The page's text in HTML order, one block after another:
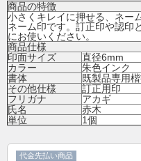
商品の特徴
小さくキレイに押せる、ネー
ネーム印です。訂正印や認印
にお使いください。
商品仕様
印面サイズ
直径6mm
カラー
朱色インク
書体
既製品専用
その他仕様
訂正用印
フリガナ
アカギ
氏名
赤木
単位
1個
代金先払い商品